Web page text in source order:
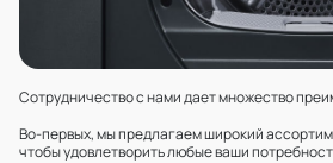
Сотрудничество с нами дает множество
Во-первых, мы предлагаем широкий
чтобы удовлетворить любые ваши